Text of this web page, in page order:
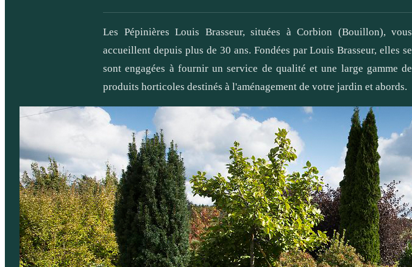
Les Pépinières Louis Brasseur, situées à Corbion (Bouillon), vous
accueillent depuis plus de 30 ans. Fondées par Louis Brasseur, elles se
sont engagées à fournir un service de qualité et une large gamme de
produits horticoles destinés à l'aménagement de votre jardin et abords.